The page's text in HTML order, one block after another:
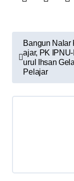
g
Bangun Nalar
ajar, PK
urul Ihsan
Pelajar